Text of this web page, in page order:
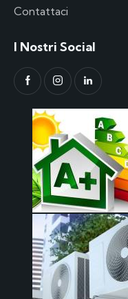
Contattaci
I Nostri Social